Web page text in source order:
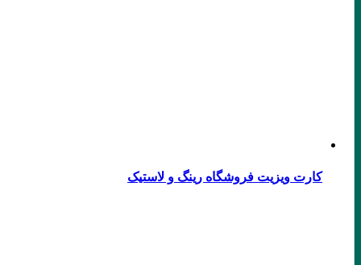
کارت ویزیت فروشگاه رینگ و لاستیک